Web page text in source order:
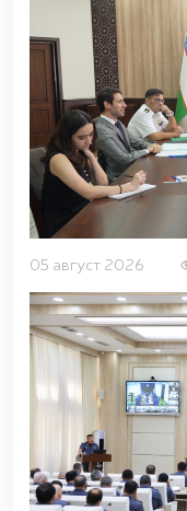
фактором
по всем
завершение
духе
стороны
расширении
увеличении
практических
расширении
заведениями.
Управление
05 август 2026